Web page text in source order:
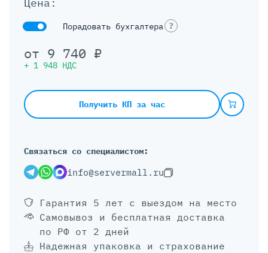
Порадовать бухгалтера ?
от 9 740 ₽
+ 1 948 НДС
Получить КП за час
Связаться со специалистом:
info@servermall.ru
Гарантия 5 лет с выездом на место
Самовывоз и бесплатная доставка
по РФ от 2 дней
Надежная упаковка и страхование